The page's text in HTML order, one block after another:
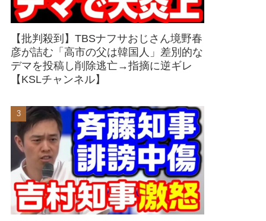
【批判殺到】TBSナフサおじさん境野春
彦が詰む「高市の父は韓国人」差別的な
デマを投稿し削除逃亡→指摘に逆ギレ
【KSLチャンネル】